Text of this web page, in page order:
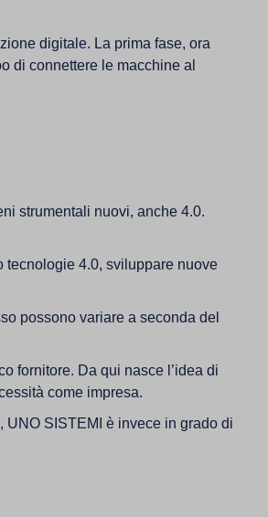
digitale. La prima fase, ora
di connettere le macchine al
strumentali nuovi, anche 4.0.
tecnologie 4.0, sviluppare nuove
possono variare a seconda del
fornitore. Da qui nasce l’idea di
come impresa.
UNO SISTEMI è invece in grado di